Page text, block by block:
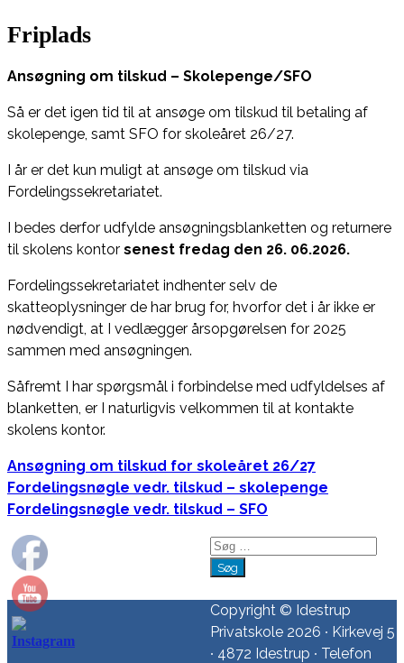
Friplads
Ansøgning om tilskud – Skolepenge/SFO
Så er det igen tid til at ansøge om tilskud til betaling af
skolepenge, samt SFO for skoleåret 26/27.
I år er det kun muligt at ansøge om tilskud via
Fordelingssekretariatet.
I bedes derfor udfylde ansøgningsblanketten og returnere
til skolens kontor senest fredag den 26. 06.2026.
Fordelingssekretariatet indhenter selv de
skatteoplysninger de har brug for, hvorfor det i år ikke er
nødvendigt, at I vedlægger årsopgørelsen for 2025
sammen med ansøgningen.
Såfremt I har spørgsmål i forbindelse med udfyldelses af
blanketten, er I naturligvis velkommen til at kontakte
skolens kontor.
Ansøgning om tilskud for skoleåret 26/27
Fordelingsnøgle vedr. tilskud – skolepenge
Fordelingsnøgle vedr. tilskud – SFO
Søg
efter:
Copyright © Idestrup
Privatskole 2026 ∙ Kirkevej 5
∙ 4872 Idestrup ∙ Telefon